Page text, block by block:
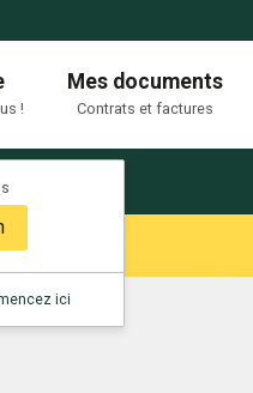
!
ici
Mes documents
Contrats et factures